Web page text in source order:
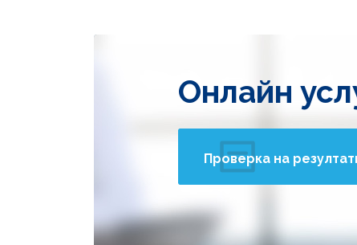
Онлайн
Проверка на